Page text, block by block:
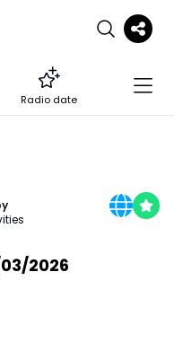
Radio date
2026